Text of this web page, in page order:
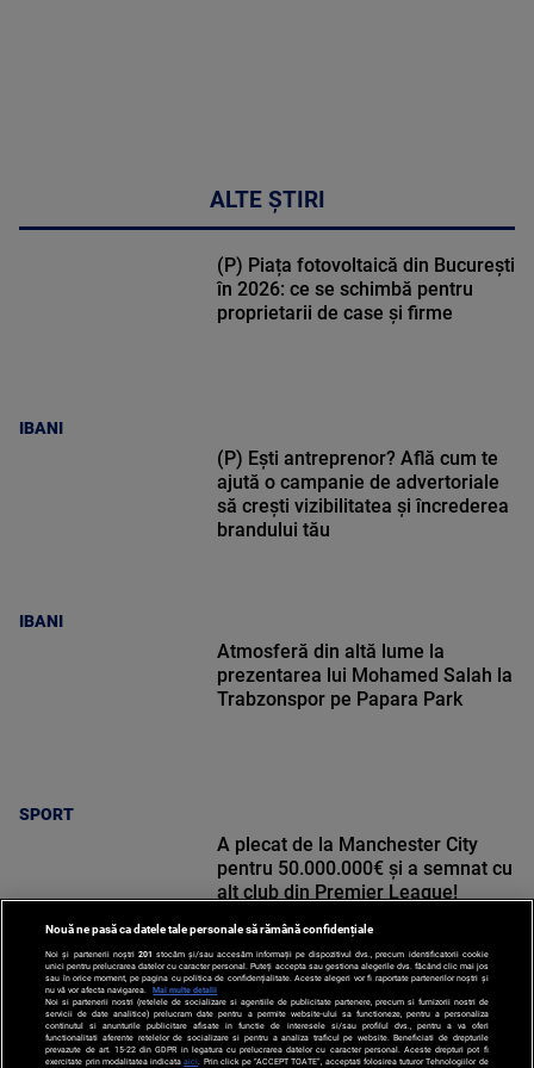
ALTE ȘTIRI
IBANI
(P) Piața fotovoltaică din București
în 2026: ce se schimbă pentru
proprietarii de case și firme
IBANI
(P) Ești antreprenor? Află cum te
ajută o campanie de advertoriale
să crești vizibilitatea și încrederea
brandului tău
SPORT
Atmosferă din altă lume la
prezentarea lui Mohamed Salah la
Trabzonspor pe Papara Park
SPORT
A plecat de la Manchester City
pentru 50.000.000€ și a semnat cu
alt club din Premier League!
Nouă ne pasă ca datele tale personale să rămână confidențiale
Noi și partenerii noștri 201 stocăm și/sau accesăm informații pe dispozitivul dvs., precum identificatorii cookie
unici pentru prelucrarea datelor cu caracter personal. Puteți accepta sau gestiona alegerile dvs. făcând clic mai jos
sau în orice moment, pe pagina cu politica de confidențialitate. Aceste alegeri vor fi raportate partenerilor noștri și
nu vă vor afecta navigarea.
Mai multe detalii
Noi si partenerii nostri (retelele de socializare si agentiile de publicitate partenere, precum si furnizorii nostri de
servicii de date analitice) prelucram date pentru a permite website-ului sa functioneze, pentru a personaliza
continutul si anunturile publicitare afisate in functie de interesele si/sau profilul dvs., pentru a va oferi
functionalitati aferente retelelor de socializare si pentru a analiza traficul pe website. Beneficiati de drepturile
prevazute de art. 15-22 din GDPR in legatura cu prelucrarea datelor cu caracter personal. Aceste drepturi pot fi
exercitate prin modalitatea indicataaici . Prin click pe “ACCEPT TOATE”, acceptati folosirea tuturor Tehnologiilor de